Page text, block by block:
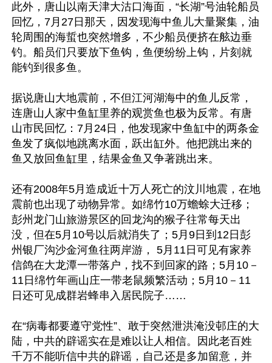
此外，唐山以南天津大沽口海面，“长湖”号油轮船员
回忆，7月27日那天，因发现海中鱼儿大量聚集，油
轮周围的海蜇也突然增多，不少船员便挤在舷边垂
钓。船员们只要放下鱼钩，鱼便纷纷上钩，片刻就
能钓到很多鱼。
据说唐山大地震前，不但江河湖海中的鱼儿反常，
连唐山人家中鱼缸里养的观赏鱼也极为反常。有唐
山市民回忆：7月24日，他发现家中鱼缸中的两条金
鱼发了疯似地跳离水面，跃出缸外。他把跳出来的
鱼又放回鱼缸里，结果金鱼又争著跳出来。
还有2008年5月造成近十万人死亡的汶川地震，在地
震前也出现了动物异常。如绵竹10万蟾蜍大迁移；
彭州龙门山旅游景区的回龙沟的猴子往常每天出
没，但在5月10号以后就消失了；5月9日到12日彭
州银厂沟沙金河鱼往两岸游， 5月11日可见有家养
信鸽在大龙潭一带落户，找不到回家的路；5月10－
11日绵竹年画山庄一带老鼠频繁活动；5月10－11
日还可见成群岩蜂串入居民院子……
在“病毒都要遵守党性”、敢于突然泄洪淹没邨庄的大
陆，中共的辟谣实在是难以让人相信。因此老百姓
千万不能听信中共的辟谣，自己还是多加留意，并